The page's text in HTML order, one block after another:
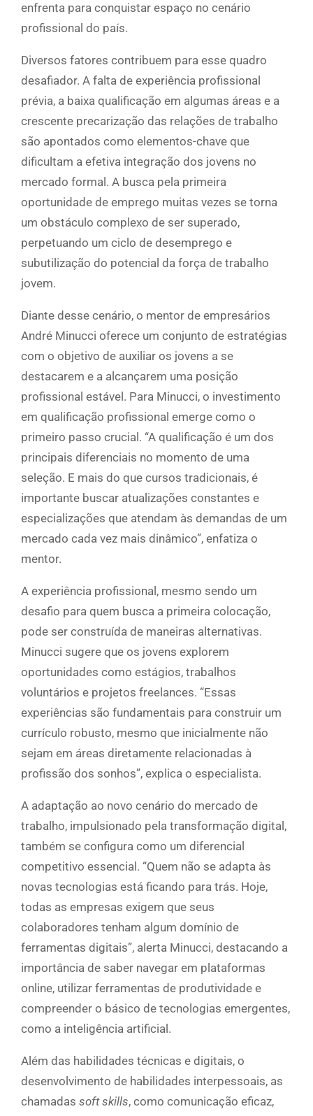
enfrenta para conquistar espaço no cenário
profissional do país.
Diversos fatores contribuem para esse quadro
desafiador. A falta de experiência profissional
prévia, a baixa qualificação em algumas áreas e a
crescente precarização das relações de trabalho
são apontados como elementos-chave que
dificultam a efetiva integração dos jovens no
mercado formal. A busca pela primeira
oportunidade de emprego muitas vezes se torna
um obstáculo complexo de ser superado,
perpetuando um ciclo de desemprego e
subutilização do potencial da força de trabalho
jovem.
Diante desse cenário, o mentor de empresários
André Minucci oferece um conjunto de estratégias
com o objetivo de auxiliar os jovens a se
destacarem e a alcançarem uma posição
profissional estável. Para Minucci, o investimento
em qualificação profissional emerge como o
primeiro passo crucial. “A qualificação é um dos
principais diferenciais no momento de uma
seleção. E mais do que cursos tradicionais, é
importante buscar atualizações constantes e
especializações que atendam às demandas de um
mercado cada vez mais dinâmico”, enfatiza o
mentor.
A experiência profissional, mesmo sendo um
desafio para quem busca a primeira colocação,
pode ser construída de maneiras alternativas.
Minucci sugere que os jovens explorem
oportunidades como estágios, trabalhos
voluntários e projetos freelances. “Essas
experiências são fundamentais para construir um
currículo robusto, mesmo que inicialmente não
sejam em áreas diretamente relacionadas à
profissão dos sonhos”, explica o especialista.
A adaptação ao novo cenário do mercado de
trabalho, impulsionado pela transformação digital,
também se configura como um diferencial
competitivo essencial. “Quem não se adapta às
novas tecnologias está ficando para trás. Hoje,
todas as empresas exigem que seus
colaboradores tenham algum domínio de
ferramentas digitais”, alerta Minucci, destacando a
importância de saber navegar em plataformas
online, utilizar ferramentas de produtividade e
compreender o básico de tecnologias emergentes,
como a inteligência artificial.
Além das habilidades técnicas e digitais, o
desenvolvimento de habilidades interpessoais, as
chamadas soft skills, como comunicação eficaz,